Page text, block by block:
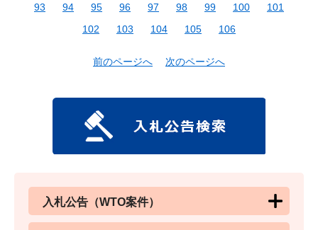
93
94 95 96 97 98 99 100
101
102
103 104 105 106
前のページへ 次のページへ
入札公告（WTO案件）